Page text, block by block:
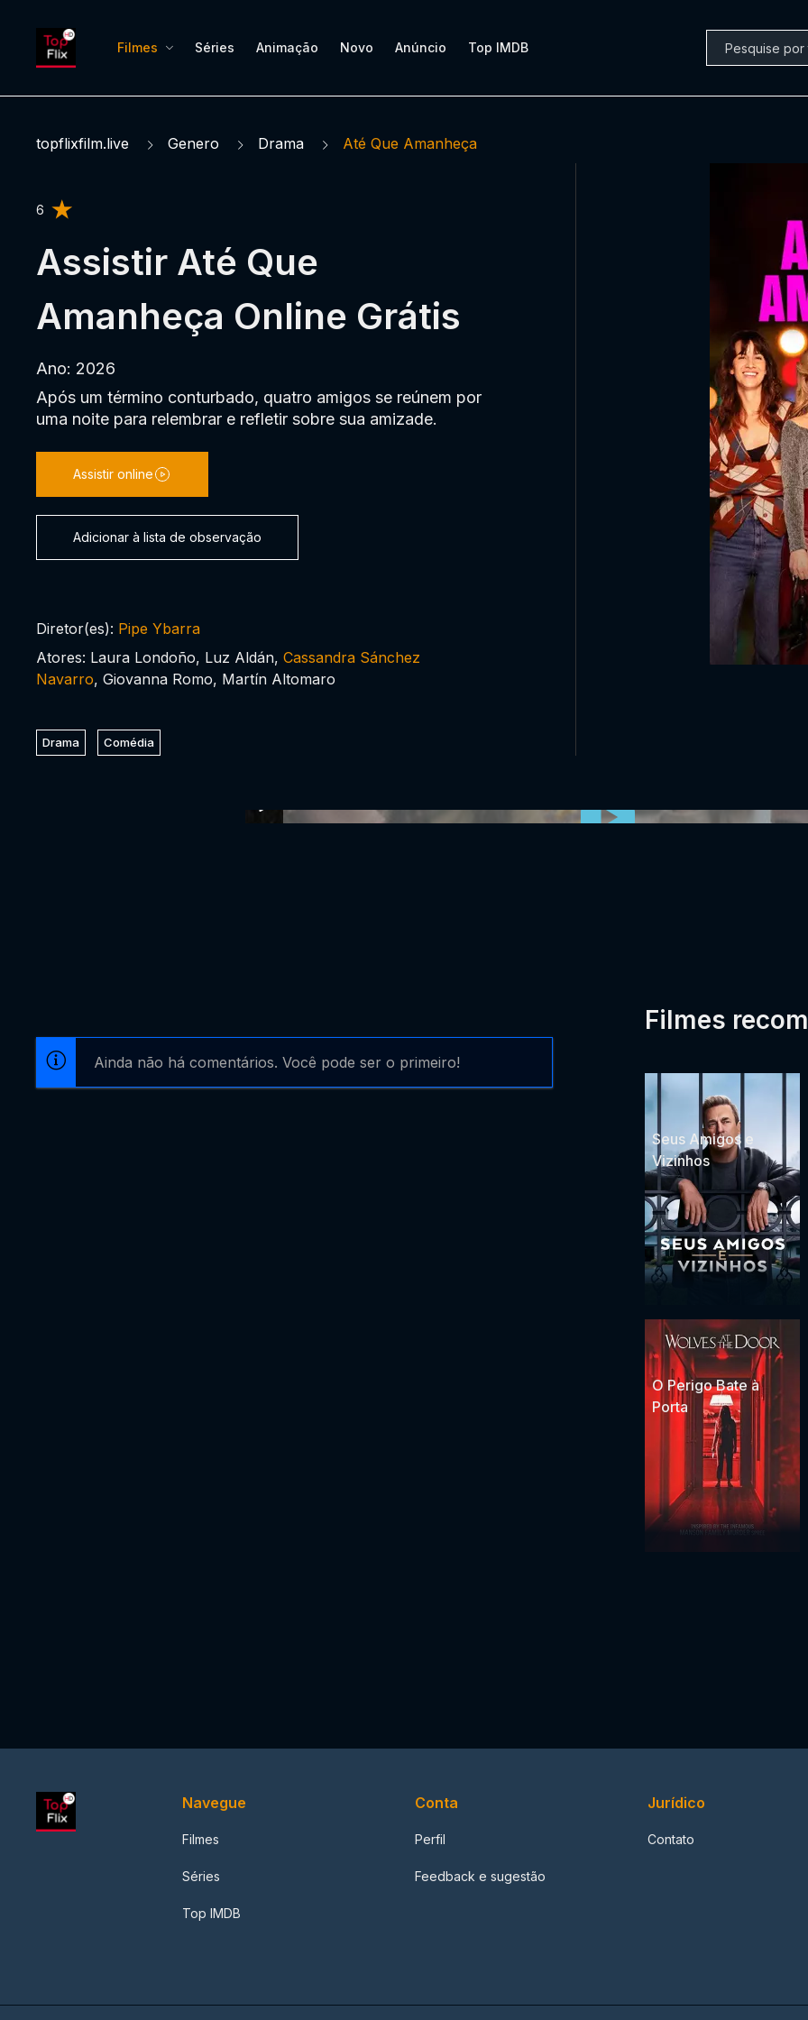
Filmes Séries Animação Novo Anúncio Top IMDB
topflixfilm.live Genero Drama Até Que Amanheça
6
Assistir Até Que
Amanheça Online Grátis
Ano: 2026
Após um término conturbado, quatro amigos se reúnem por
uma noite para relembrar e refletir sobre sua amizade.
Assistir online
Adicionar à lista de observação
Diretor(es): Pipe Ybarra
Atores: Laura Londoño, Luz Aldán, Cassandra Sánchez
Navarro, Giovanna Romo, Martín Altomaro
Drama Comédia
Ainda não há comentários. Você pode ser o primeiro!
Filmes
Seus Amigos e
Vizinhos
O Perigo Bate à
Porta
Navegue
Filmes
Séries
Top IMDB
Conta
Perfil
Feedback e sugestão
Jurídico
Contato